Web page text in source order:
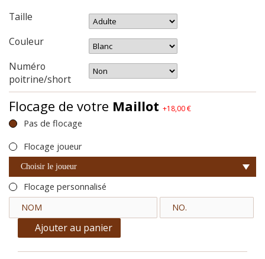
Taille
Couleur
Numéro
poitrine/short
Flocage de votre Maillot +18,00 €
Pas de flocage
Flocage joueur
Choisir le joueur
Flocage personnalisé
Ajouter au panier